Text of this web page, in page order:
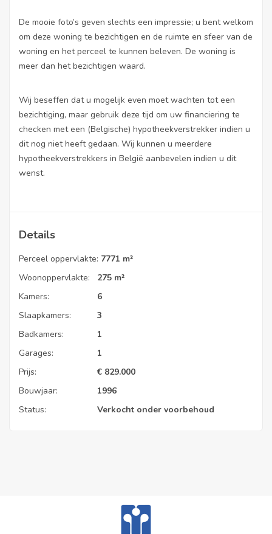
De mooie foto’s geven slechts een impressie; u bent welkom
om deze woning te bezichtigen en de ruimte en sfeer van de
woning en het perceel te kunnen beleven. De woning is
meer dan het bezichtigen waard.
Wij beseffen dat u mogelijk even moet wachten tot een
bezichtiging, maar gebruik deze tijd om uw financiering te
checken met een (Belgische) hypotheekverstrekker indien u
dit nog niet heeft gedaan. Wij kunnen u meerdere
hypotheekverstrekkers in België aanbevelen indien u dit
wenst.
Details
Perceel oppervlakte: 7771 m²
Woonoppervlakte:
275 m²
Kamers:
6
Slaapkamers:
3
Badkamers:
1
Garages:
1
Prijs:
€ 829.000
Bouwjaar:
1996
Status:
Verkocht onder voorbehoud